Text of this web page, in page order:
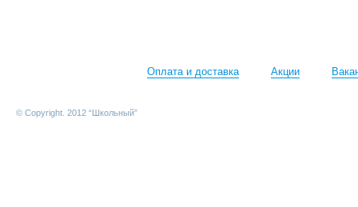
Оплата и доставка Акции
© Copyright. 2012 “Школьный”